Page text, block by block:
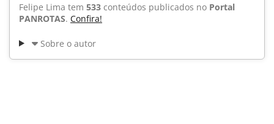
Felipe Lima tem 533 conteúdos publicados no Portal
PANROTAS. Confira!
Sobre o autor